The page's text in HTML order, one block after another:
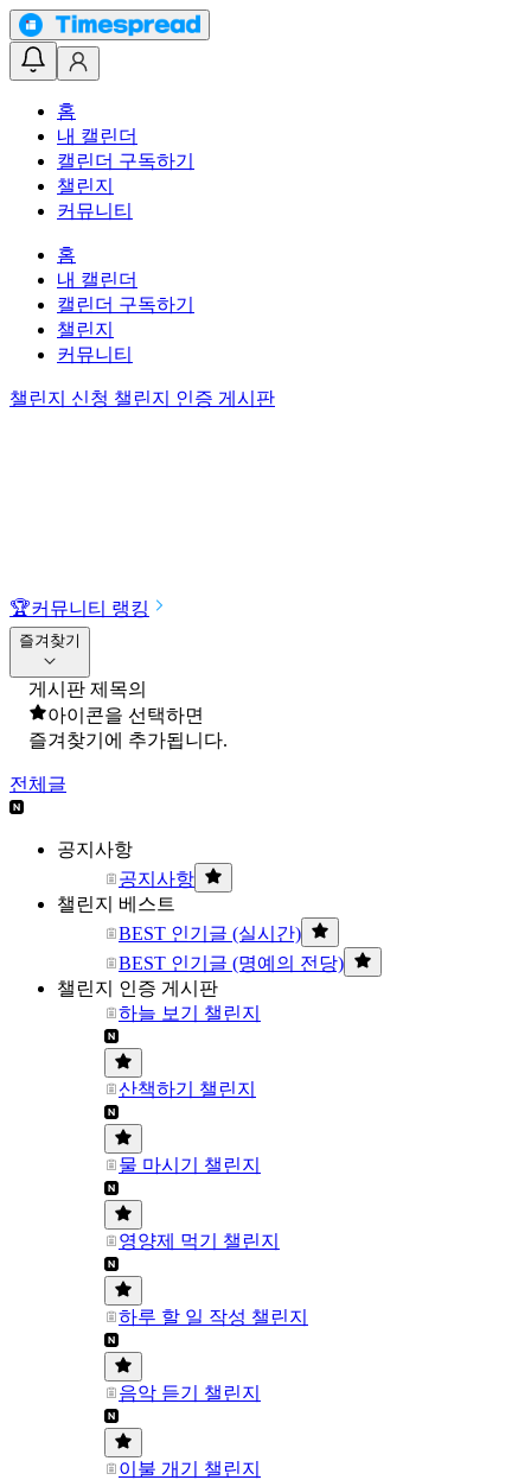
홈
내 캘린더
캘린더 구독하기
챌린지
커뮤니티
홈
내 캘린더
캘린더 구독하기
챌린지
커뮤니티
챌린지 신청 챌린지 인증 게시판
🏆커뮤니티 랭킹
즐겨찾기
게시판 제목의
아이콘을 선택하면
즐겨찾기에 추가됩니다.
전체글
공지사항
공지사항
챌린지 베스트
BEST 인기글 (실시간)
BEST 인기글 (명예의 전당)
챌린지 인증 게시판
하늘 보기 챌린지
산책하기 챌린지
물 마시기 챌린지
영양제 먹기 챌린지
하루 할 일 작성 챌린지
음악 듣기 챌린지
이불 개기 챌린지